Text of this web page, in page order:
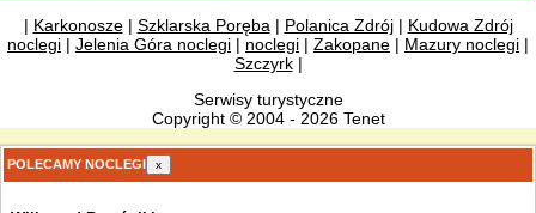
| Karkonosze| Szklarska Poręba| Polanica Zdrój| Kudowa Zdrój
noclegi | Jelenia Góra noclegi | noclegi | Zakopane | Mazury noclegi |
Szczyrk|
Serwisy turystyczne
Copyright © 2004 - 2026 Tenet
POLECAMY NOCLEGI x